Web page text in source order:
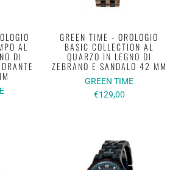
AL
DI
GREEN TIME - OROLOGIO
BASIC COLLECTION AL
QUARZO IN LEGNO DI
ZEBRANO E SANDALO 42 MM
GREEN TIME
€129,00